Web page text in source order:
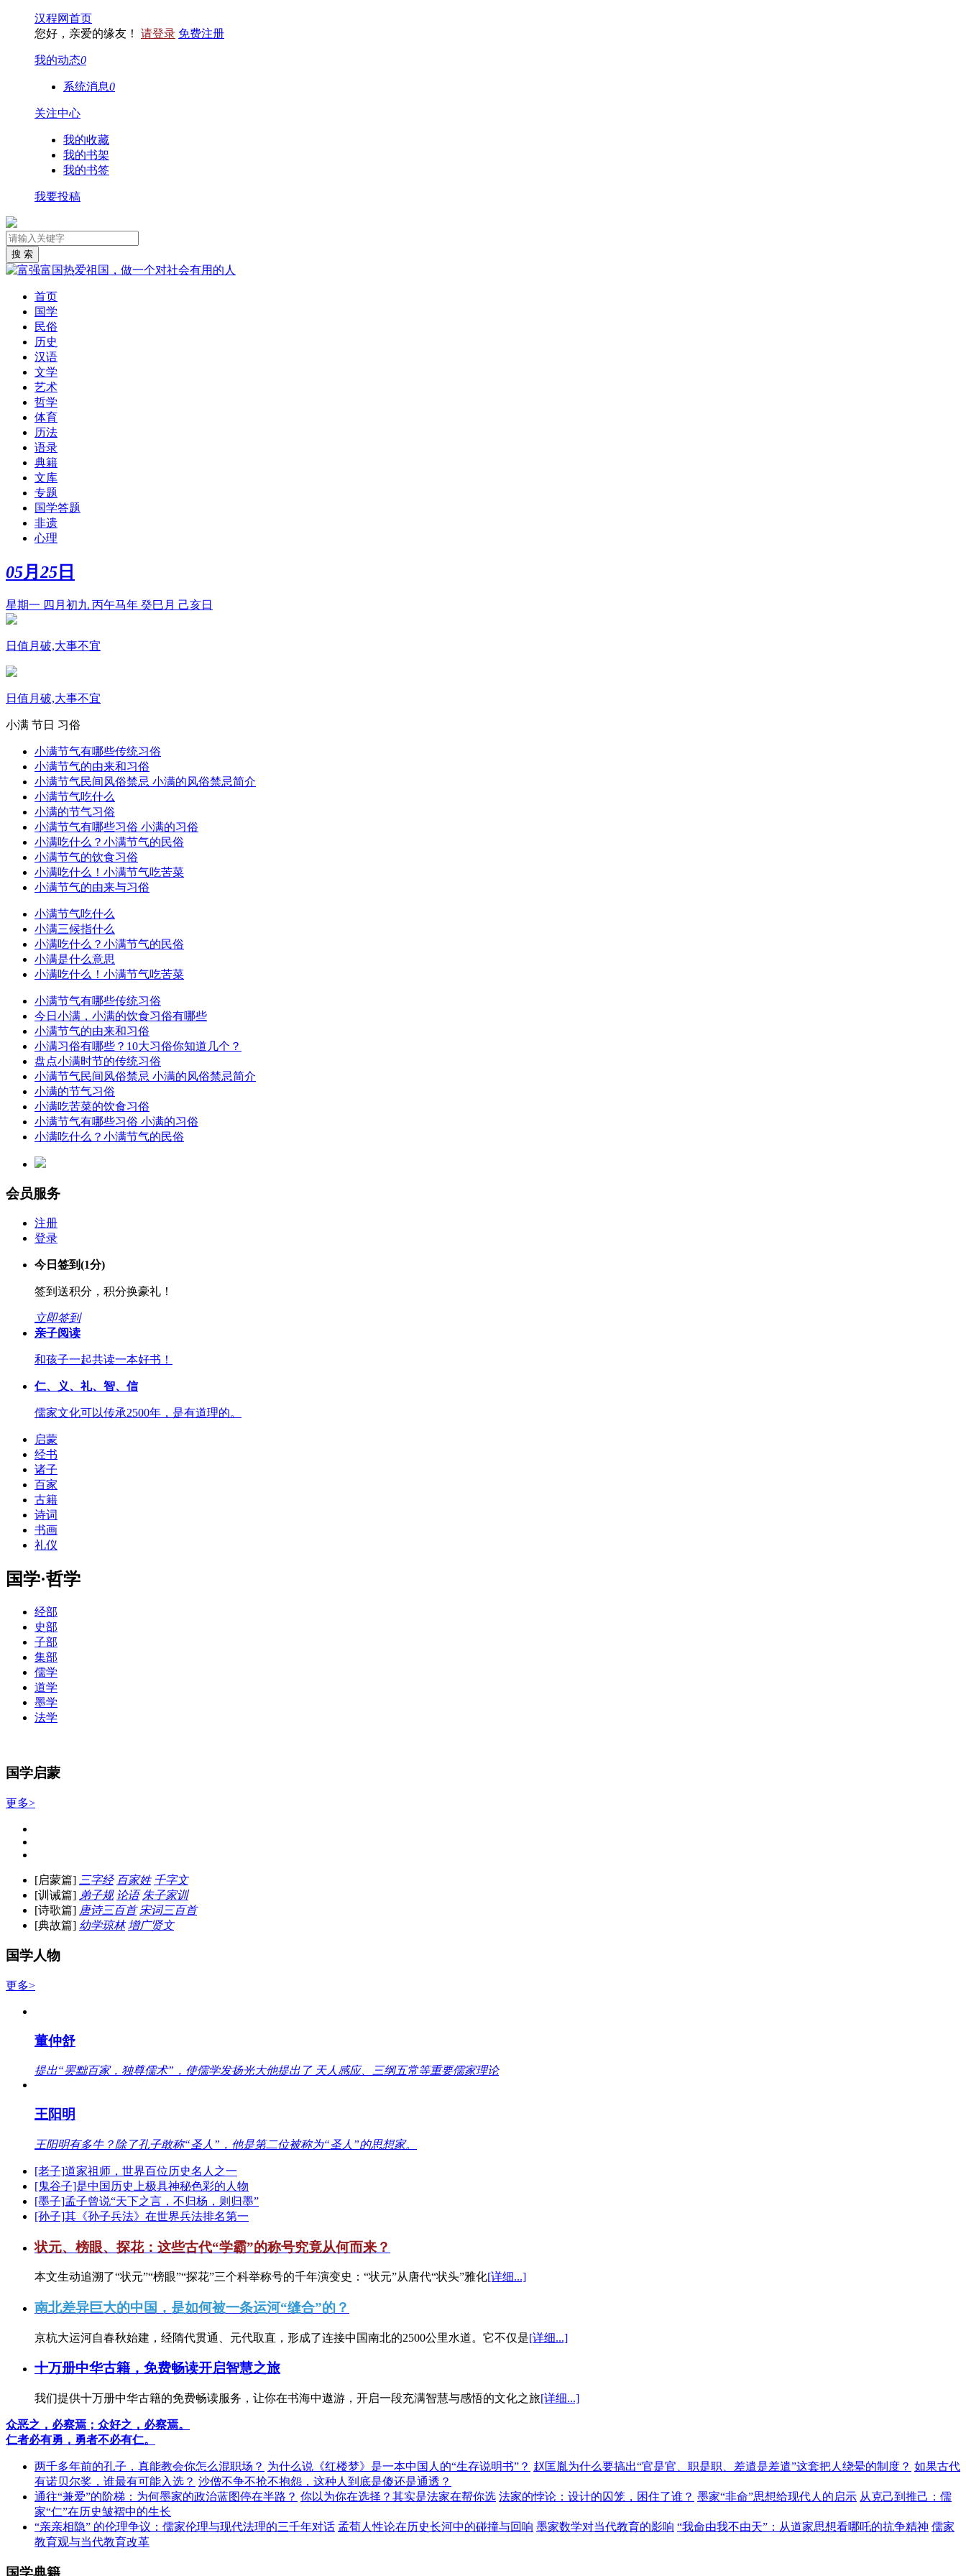
汉程网首页
您好，亲爱的缘友！ 请登录 免费注册
我的动态0
系统消息0
关注中心
我的收藏
我的书架
我的书签
我要投稿
首页
国学
民俗
历史
汉语
文学
艺术
哲学
体育
历法
语录
典籍
文库
专题
国学答题
非遗
心理
05月 25 日
星期一 四月初九 丙午马年 癸巳月 己亥日
日值月破,大事不宜
日值月破,大事不宜
小满 节日 习俗
小满节气有哪些传统习俗
小满节气的由来和习俗
小满节气民间风俗禁忌 小满的风俗禁忌简介
小满节气吃什么
小满的节气习俗
小满节气有哪些习俗 小满的习俗
小满吃什么？小满节气的民俗
小满节气的饮食习俗
小满吃什么！小满节气吃苦菜
小满节气的由来与习俗
小满节气吃什么
小满三候指什么
小满吃什么？小满节气的民俗
小满是什么意思
小满吃什么！小满节气吃苦菜
小满节气有哪些传统习俗
今日小满，小满的饮食习俗有哪些
小满节气的由来和习俗
小满习俗有哪些？10大习俗你知道几个？
盘点小满时节的传统习俗
小满节气民间风俗禁忌 小满的风俗禁忌简介
小满的节气习俗
小满吃苦菜的饮食习俗
小满节气有哪些习俗 小满的习俗
小满吃什么？小满节气的民俗
会员服务
注册
登录
今日签到(1分)
签到送积分，积分换豪礼！
立即签到
亲子阅读
和孩子一起共读一本好书！
仁、义、礼、智、信
儒家文化可以传承2500年，是有道理的。
启蒙
经书
诸子
百家
古籍
诗词
书画
礼仪
国学·哲学
经部
史部
子部
集部
儒学
道学
墨学
法学
国学启蒙
更多>
[启蒙篇] 三字经 百家姓 千字文
[训诫篇] 弟子规 论语 朱子家训
[诗歌篇] 唐诗三百首 宋词三百首
[典故篇] 幼学琼林 增广贤文
国学人物
更多>
董仲舒
提出“罢黜百家，独尊儒术”，使儒学发扬光大他提出了 天人感应、三纲五常等重要儒家理论
王阳明
王阳明有多牛？除了孔子敢称“圣人”，他是第二位被称为“圣人”的思想家。
[老子]道家祖师，世界百位历史名人之一
[鬼谷子]是中国历史上极具神秘色彩的人物
[墨子]孟子曾说“天下之言，不归杨，则归墨”
[孙子]其《孙子兵法》在世界兵法排名第一
状元、榜眼、探花：这些古代“学霸”的称号究竟从何而来？
本文生动追溯了“状元”“榜眼”“探花”三个科举称号的千年演变史：“状元”从唐代“状头”雅化[详细...]
南北差异巨大的中国，是如何被一条运河“缝合”的？
京杭大运河自春秋始建，经隋代贯通、元代取直，形成了连接中国南北的2500公里水道。它不仅是[详细...]
十万册中华古籍，免费畅读开启智慧之旅
我们提供十万册中华古籍的免费畅读服务，让你在书海中遨游，开启一段充满智慧与感悟的文化之旅[详细...]
众恶之，必察焉；众好之，必察焉。
仁者必有勇，勇者不必有仁。
两千多年前的孔子，真能教会你怎么混职场？ 为什么说《红楼梦》是一本中国人的“生存说明书”？ 赵匡胤为什么要搞出“官是官、职是职、差遣是差遣”这套把人绕晕的制度？ 如果古代
有诺贝尔奖，谁最有可能入选？ 沙僧不争不抢不抱怨，这种人到底是傻还是通透？
通往“兼爱”的阶梯：为何墨家的政治蓝图停在半路？ 你以为你在选择？其实是法家在帮你选 法家的悖论：设计的囚笼，困住了谁？ 墨家“非命”思想给现代人的启示 从克己到推己：儒
家“仁”在历史皱褶中的生长
“亲亲相隐” 的伦理争议：儒家伦理与现代法理的三千年对话 孟荀人性论在历史长河中的碰撞与回响 墨家数学对当代教育的影响 “我命由我不由天”：从道家思想看哪吒的抗争精神 儒家
教育观与当代教育改革
国学典籍